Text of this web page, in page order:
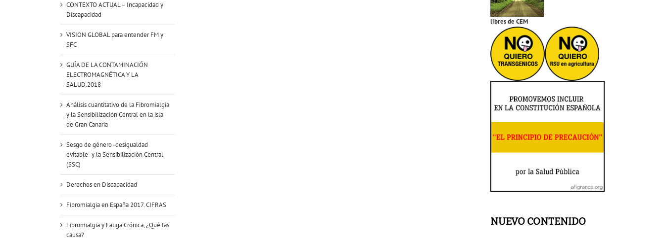
CONTEXTO ACTUAL – Incapacidad y
Discapacidad
VISION GLOBAL para entender FM y
SFC
GUÍA DE LA CONTAMINACIÓN
ELECTROMAGNÉTICA Y LA
SALUD.2018
Análisis cuantitativo de la Fibromialgia
y la Sensibilización Central en la isla
de Gran Canaria
Sesgo de género -desigualdad
evitable- y la Sensibilización Central
(SSC)
Derechos en Discapacidad
Fibromialgia en España 2017. CIFRAS
Fibromialgia y Fatiga Crónica, ¿Qué las
causa?
libres de CEM
NUEVO CONTENIDO